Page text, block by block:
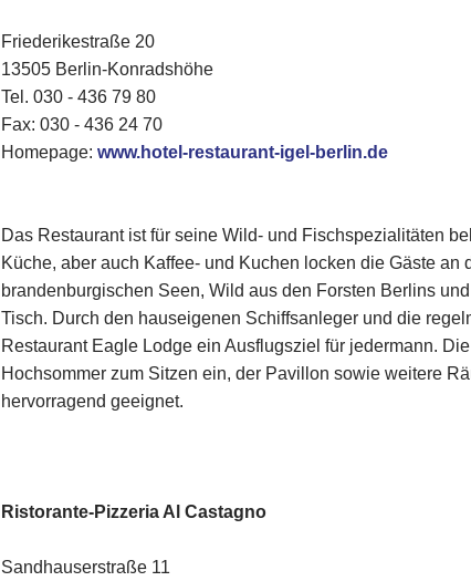
Friederikestraße 20
13505 Berlin-Konradshöhe
Tel. 030 - 436 79 80‎
Fax: 030 - 436 24 70
Homepage:www.hotel-restaurant-igel-berlin.de
Das Restaurant ist für seine Wild- und Fischspezialitäten
Küche, aber auch Kaffee- und Kuchen locken die Gäste an
brandenburgischen Seen, Wild aus den Forsten Berlins
Tisch. Durch den hauseigenen Schiffsanleger und die
Restaurant Eagle Lodge ein Ausflugsziel für jedermann.
Hochsommer zum Sitzen ein, der Pavillon sowie weitere
hervorragend geeignet.
Ristorante-Pizzeria Al Castagno
Sandhauserstraße 11